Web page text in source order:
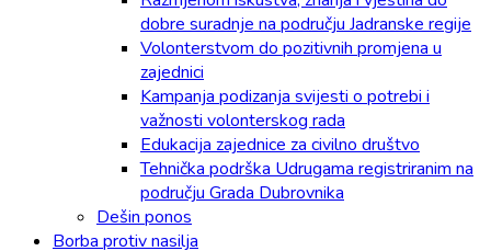
dobre suradnje na području Jadranske regije
Volonterstvom do pozitivnih promjena u
zajednici
Kampanja podizanja svijesti o potrebi i
važnosti volonterskog rada
Edukacija zajednice za civilno društvo
Tehnička podrška Udrugama registriranim na
području Grada Dubrovnika
Dešin ponos
Borba protiv nasilja